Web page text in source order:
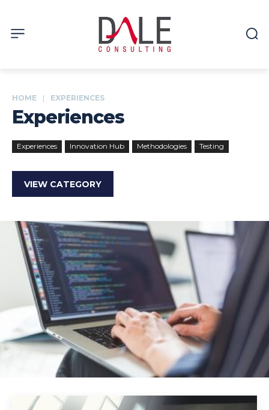
HOME EXPERIENCES
Experiences
Experiences Innovation Hub Methodologies Testing
VIEW CATEGORY